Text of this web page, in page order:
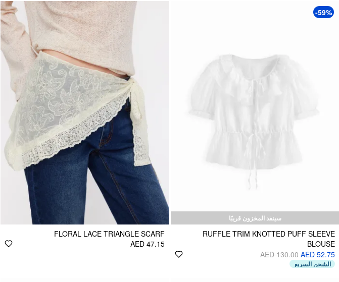
-59%
سينفد المخزون قريبًا
RUFFLE TRIM KNOTTED PUFF SLEEVE
BLOUSE
AED 52.75
AED 130.00
الشحن السريع
FLORAL LACE TRIANGLE SCARF
AED 47.15